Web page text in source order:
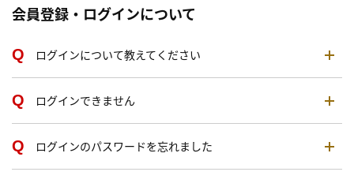
会員登録・ログインについて
ログインについて教えてください
ログインできません
ログインのパスワードを忘れました